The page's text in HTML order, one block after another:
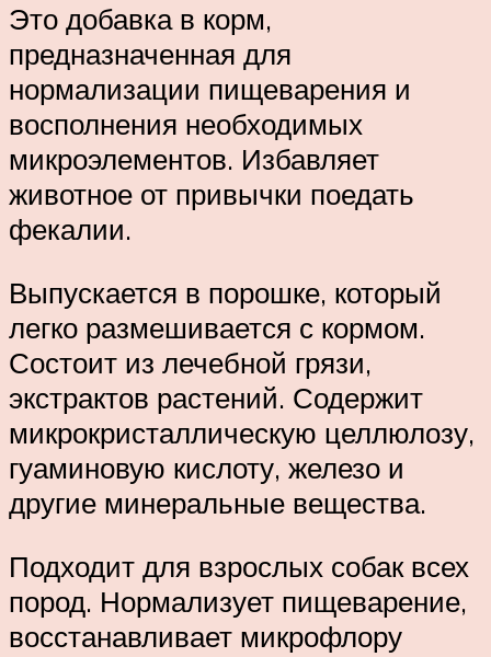
Это добавка в корм,
предназначенная для
нормализации пищеварения и
восполнения необходимых
микроэлементов. Избавляет
животное от привычки поедать
фекалии.
Выпускается в порошке, который
легко размешивается с кормом.
Состоит из лечебной грязи,
экстрактов растений. Содержит
микрокристаллическую целлюлозу,
гуаминовую кислоту, железо и
другие минеральные вещества.
Подходит для взрослых собак всех
пород. Нормализует пищеварение,
восстанавливает микрофлору